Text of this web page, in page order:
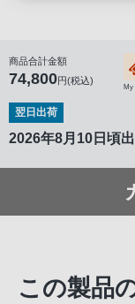
商品合計金額
74,800円(税込)
My
翌日出荷
2026年8月10日頃
この製品